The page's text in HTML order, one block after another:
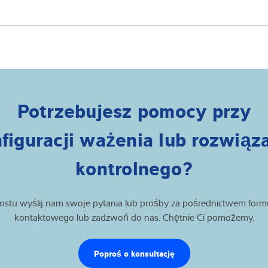
Potrzebujesz pomocy przy
ważenia lub
kontrolnego?
wyślij nam swoje pytania lub prośby za pośrednictwem
kontaktowego lub zadzwoń do nas. Chętnie Ci pomożemy.
Poproś o konsultację